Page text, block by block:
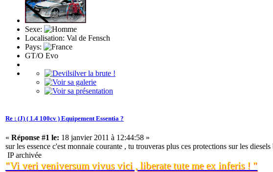
Sexe:
Localisation: Val de Fensch
Pays:
GT/O Evo
Re : (J) ( 1.4 100cv ) Equipement Essentia ?
« Réponse #1 le: 18 janvier 2011 à 12:44:58 »
sur les essence c'est monnaie courante , tu trouveras plus ces protections sur les
IP archivée
"Vi veri veniversum vivus vici , liberate tute me ex inferis ! "